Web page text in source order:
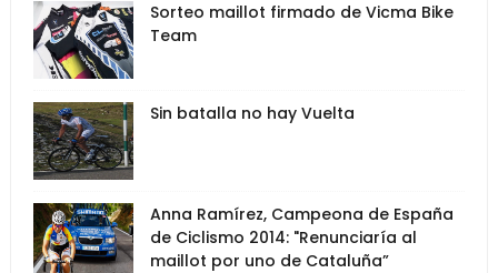
Sorteo maillot firmado de Vicma Bike
Team
Sin batalla no hay Vuelta
Anna Ramírez, Campeona de España
de Ciclismo 2014: "Renunciaría al
maillot por uno de Cataluña”